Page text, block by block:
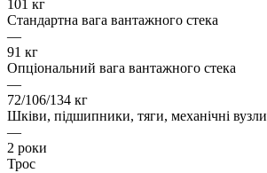
101 кг
Стандартна вага вантажного стека
—
91 кг
Опціональний вага вантажного стека
—
72/106/134 кг
Шківи, підшипники, тяги, механічні вузли
—
2 роки
Трос